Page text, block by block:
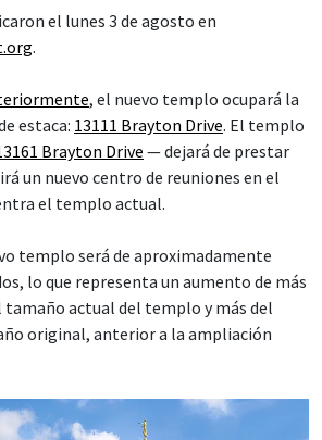
el lunes 3 de agosto en
.
, el nuevo templo ocupará la
estaca: 13111 Brayton Drive. El templo
Brayton Drive — dejará de prestar
un nuevo centro de reuniones en el
el templo actual.
templo será de aproximadamente
lo que representa un aumento de más
tamaño actual del templo y más del
original, anterior a la ampliación